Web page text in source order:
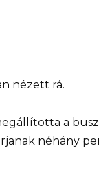
nézett rá.
a
néhány